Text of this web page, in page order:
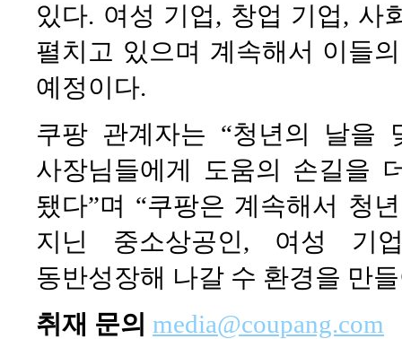
있다. 여성 기업, 창업 기업, 사
펼치고 있으며 계속해서 이들
예정이다.
쿠팡 관계자는 “청년의 날을
사장님들에게 도움의 손길을
됐다”며 “쿠팡은 계속해서 청
지닌 중소상공인, 여성 기
동반성장해 나갈 수 환경을 만
취재 문의 media@coupang.com